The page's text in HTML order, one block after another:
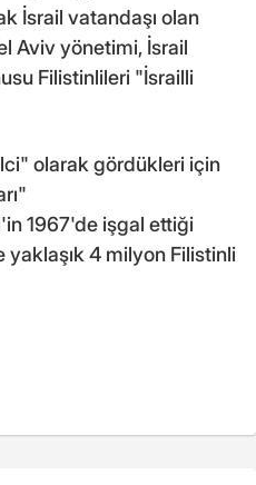
İsrail vatandaşı olan
Aviv yönetimi, İsrail
Filistinlileri "İsrailli
olarak gördükleri için
1967'de işgal ettiği
yaklaşık 4 milyon Filistinli